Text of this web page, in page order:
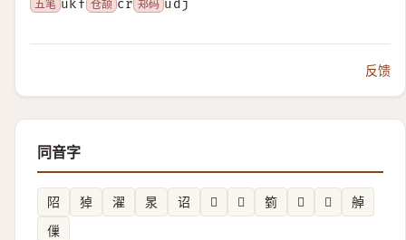
五笔 ukf 仓颉 cr 郑码 udj
反馈
同音字
䧂 㹿 濯 㫤 诏 𡐸 𤙔 箌 𠡲 𠕭
䑲
㑿